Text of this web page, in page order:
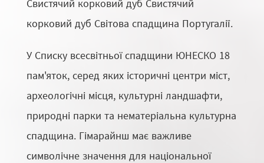
Свистячий корковий дуб Свистячий
корковий дуб Світова спадщина Португалії.
У Списку всесвітньої спадщини ЮНЕСКО 18
пам'яток, серед яких історичні центри міст,
археологічні місця, культурні ландшафти,
природні парки та нематеріальна культурна
спадщина. Гімарайнш має важливе
символічне значення для національної